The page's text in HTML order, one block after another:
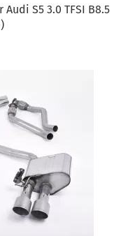
S5 3.0 TFSI B8.5